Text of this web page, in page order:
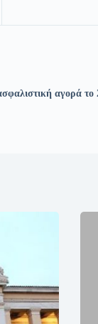
αγορά το